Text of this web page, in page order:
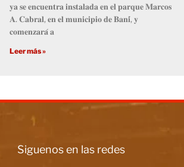
𝐲𝐚 𝐬𝐞 𝐞𝐧𝐜𝐮𝐞𝐧𝐭𝐫𝐚 𝐢𝐧𝐬𝐭𝐚𝐥𝐚𝐝𝐚 𝐞𝐧 𝐞𝐥 𝐩𝐚𝐫𝐪𝐮𝐞 𝐌𝐚𝐫𝐜𝐨𝐬
𝐀. 𝐂𝐚𝐛𝐫𝐚𝐥, 𝐞𝐧 𝐞𝐥 𝐦𝐮𝐧𝐢𝐜𝐢𝐩𝐢𝐨 𝐝𝐞 𝐁𝐚𝐧𝐢́, 𝐲
𝐜𝐨𝐦𝐞𝐧𝐳𝐚𝐫𝐚́ 𝐚
Leer más »
Siguenos en las redes